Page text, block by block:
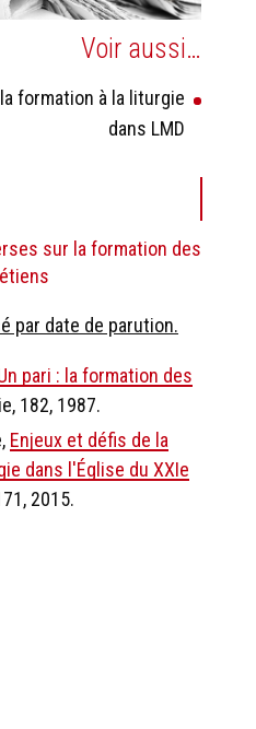
Voir aussi…
formation à la liturgie
dans LMD
sur la formation des
par date de parution.
pari : la formation des
182, 1987.
Enjeux et défis de la
dans l'Église du XXIe
2015.